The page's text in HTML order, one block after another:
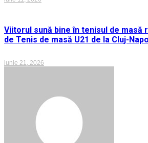
Viitorul sună bine în tenisul de masă
de Tenis de masă U21 de la Cluj-
iunie 21, 2026